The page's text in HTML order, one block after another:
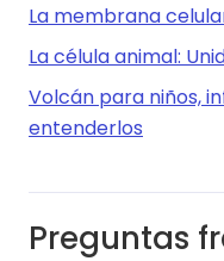
La membrana
La célula animal:
Volcán para niños,
entenderlos
Preguntas